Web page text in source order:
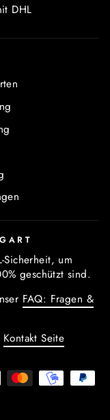
DHL
Sicherheit, um
geschützt sind.
FAQ: Fragen &
Kontakt Seite